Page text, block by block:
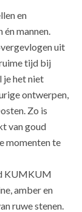
en
mannen.
uit
tijd bij
je het niet
ontwerpen,
Zo is
van goud
momenten te
KUMKUM
amber en
ruwe stenen.